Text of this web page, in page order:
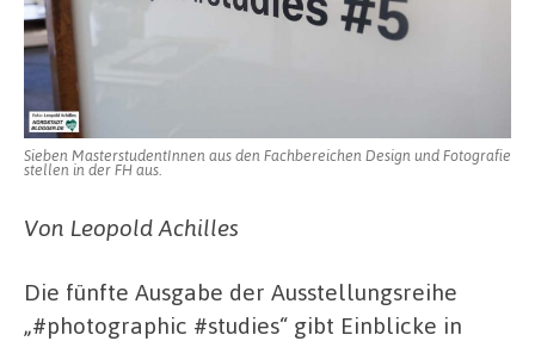
Sieben MasterstudentInnen aus den Fachbereichen Design und Fotografie
stellen in der FH aus.
Von Leopold Achilles
Die fünfte Ausgabe der Ausstellungsreihe
„#photographic #studies“ gibt Einblicke in